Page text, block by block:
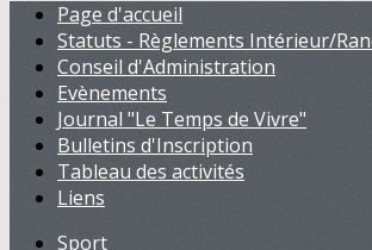
Page d'accueil
Statuts - Règlements Intérieur/
Conseil d'Administration
Evènements
Journal "Le Temps de Vivre"
Bulletins d'Inscription
Tableau des activités
Liens
Sport